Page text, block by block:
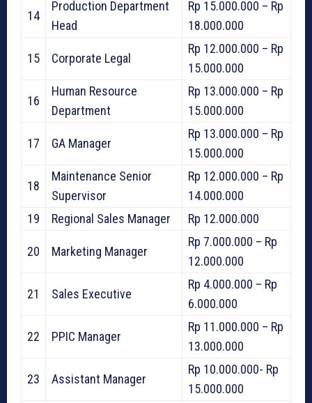
14
Production Department
Head
Rp 15.000.000 – Rp
18.000.000
15 Corporate Legal
Rp 12.000.000 – Rp
15.000.000
16
Human Resource
Department
Rp 13.000.000 – Rp
15.000.000
17 GA Manager
Rp 13.000.000 – Rp
15.000.000
18
Maintenance Senior
Supervisor
Rp 12.000.000 – Rp
14.000.000
19
Regional Sales Manager Rp 12.000.000
20 Marketing Manager
Rp 7.000.000 – Rp
12.000.000
21 Sales Executive
Rp 4.000.000 – Rp
6.000.000
22 PPIC Manager
Rp 11.000.000 – Rp
13.000.000
23 Assistant Manager
Rp 10.000.000- Rp
15.000.000